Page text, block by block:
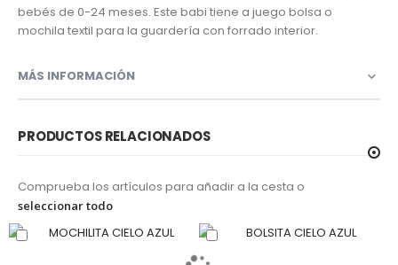
bebés de 0-24 meses. Este babi tiene a juego bolsa o
mochila textil para la guardería con forrado interior.
MÁS INFORMACIÓN
PRODUCTOS RELACIONADOS
Comprueba los artículos para añadir a la cesta o
seleccionar todo